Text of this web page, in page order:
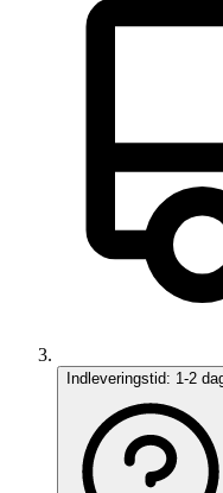
Indleveringstid: 1-2